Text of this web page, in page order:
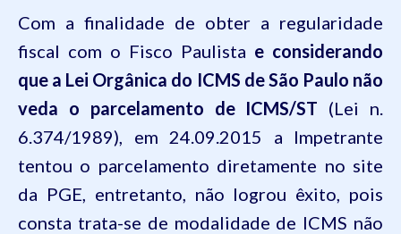
Com a finalidade de obter a regularidade
fiscal com o Fisco Paulista e considerando
que a Lei Orgânica do ICMS de São Paulo não
veda o parcelamento de ICMS/ST (Lei n.
6.374/1989), em 24.09.2015 a Impetrante
tentou o parcelamento diretamente no site
da PGE, entretanto, não logrou êxito, pois
consta trata-se de modalidade de ICMS não